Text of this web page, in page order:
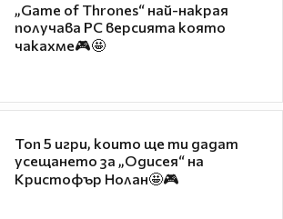
„Game of Thrones“ най-накрая
получава PC версията която
чакахме🎮🤩
Топ 5 игри, които ще ти дадат
усещането за „Одисея“ на
Кристофър Нолан🤩🎮